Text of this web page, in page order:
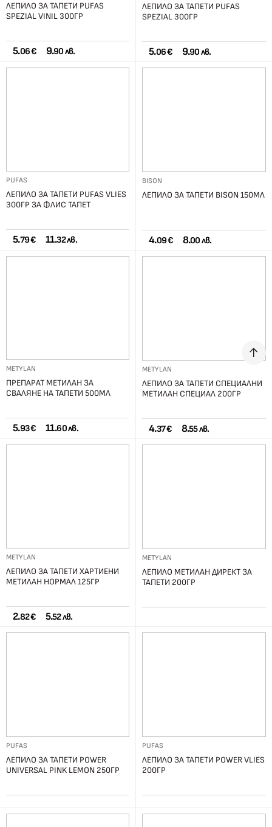
ЛЕПИЛО ЗА ТАПЕТИ PUFAS
SPEZIAL VINIL 300ГР
5.06 € 9.90 лв.
ЛЕПИЛО ЗА ТАПЕТИ PUFAS
SPEZIAL 300ГР
5.06 € 9.90 лв.
PUFAS
ЛЕПИЛО ЗА ТАПЕТИ PUFAS VLIES
300ГР ЗА ФЛИС ТАПЕТ
5.79 € 11.32 лв.
BISON
ЛЕПИЛО ЗА ТАПЕТИ BISON 150МЛ
4.09 € 8.00 лв.
METYLAN
ПРЕПАРАТ МЕТИЛАН ЗА
СВАЛЯНЕ НА ТАПЕТИ 500МЛ
5.93 € 11.60 лв.
METYLAN
ЛЕПИЛО ЗА ТАПЕТИ СПЕЦИАЛНИ
МЕТИЛАН СПЕЦИАЛ 200ГР
4.37 € 8.55 лв.
METYLAN
ЛЕПИЛО ЗА ТАПЕТИ ХАРТИЕНИ
МЕТИЛАН НОРМАЛ 125ГР
2.82 € 5.52 лв.
METYLAN
ЛЕПИЛО МЕТИЛАН ДИРЕКТ ЗА
ТАПЕТИ 200ГР
PUFAS
ЛЕПИЛО ЗА ТАПЕТИ POWER
UNIVERSAL PINK LEMON 250ГР
PUFAS
ЛЕПИЛО ЗА ТАПЕТИ POWER VLIES
200ГР